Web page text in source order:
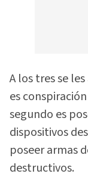
A los tres se
es
segundo es
dispositivos
poseer armas
destructivos.